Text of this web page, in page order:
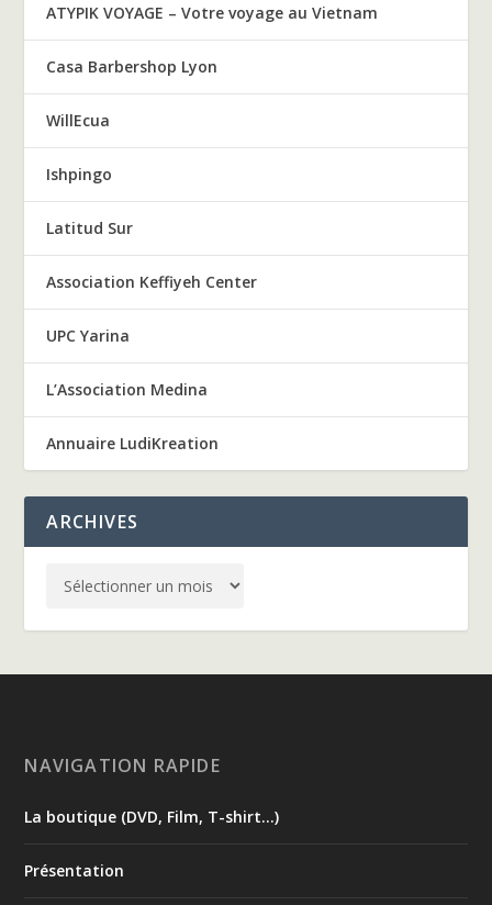
ATYPIK VOYAGE – Votre voyage au Vietnam
Casa Barbershop Lyon
WillEcua
Ishpingo
Latitud Sur
Association Keffiyeh Center
UPC Yarina
L’Association Medina
Annuaire LudiKreation
ARCHIVES
NAVIGATION RAPIDE
La boutique (DVD, Film, T-shirt…)
Présentation